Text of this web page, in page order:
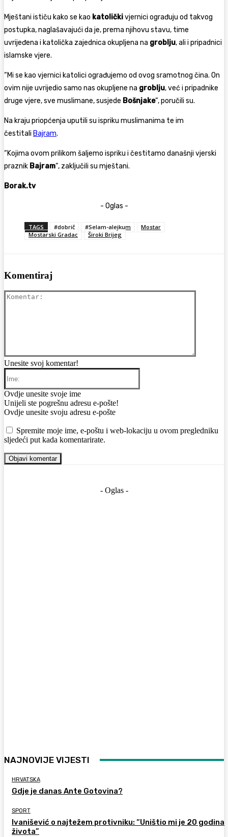
Mještani ističu kako se kao katoličkivjernici ograđuju od takvog
postupka, naglašavajući da je, prema njihovu stavu, time
uvrijeđena i katolička zajednica okupljena na groblju, ali i pripadnici
islamske vjere.
“Mi se kao vjernici katolici ograđujemo od ovog sramotnog čina. On
ovim nije uvrijedio samo nas okupljene na groblju, već i pripadnike
druge vjere, sve muslimane, susjede Bošnjake“, poručili su.
Na kraju priopćenja uputili su ispriku muslimanima te im
čestitali Bajram.
“Kojima ovom prilikom šaljemo ispriku i čestitamo današnji vjerski
praznik Bajram“, zaključili su mještani.
Borak.tv
- Oglas -
TAGS #dobrič #Selam-alejkum
Mostar
Mostarski Gradac
Široki Brijeg
Komentiraj
Unesite svoj komentar!
Ovdje unesite svoje ime
Email:
Unijeli ste pogrešnu adresu e-pošte!
Ovdje unesite svoju adresu e-pošte
Spremite moje ime, e-poštu i web-lokaciju u ovom pregledniku
sljedeći put kada komentarirate.
- Oglas -
NAJNOVIJE VIJESTI
HRVATSKA
Gdje je danas Ante Gotovina?
SPORT
Ivanišević o najtežem protivniku: “Uništio mi je 20 godina
života”